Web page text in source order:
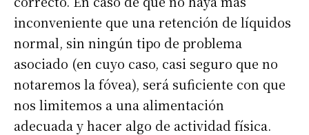
inconveniente que una retención de líquidos
normal, sin ningún tipo de problema
asociado (en cuyo caso, casi seguro que no
notaremos la fóvea), será suficiente con que
nos limitemos a una alimentación
adecuada y hacer algo de actividad física.